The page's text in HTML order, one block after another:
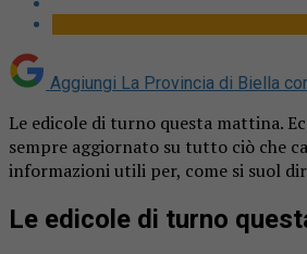
Aggiungi La Provincia di Biella
Le edicole di turno questa mattina.
sempre aggiornato su tutto ciò che
informazioni utili per, come si suol
Le edicole di turno